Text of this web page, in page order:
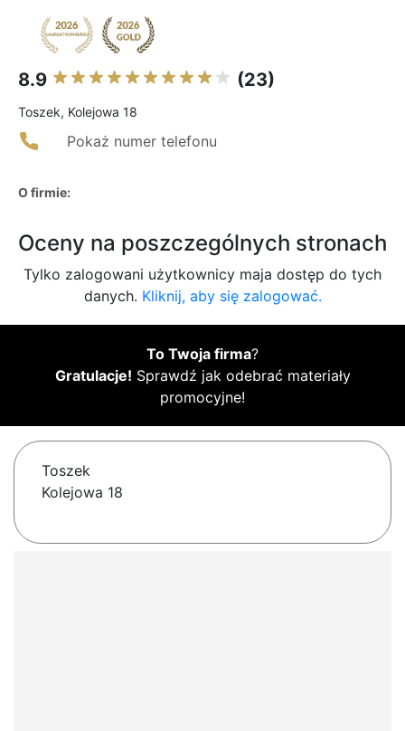
8.9 (23)
Toszek, Kolejowa 18
Pokaż numer telefonu
O firmie:
Oceny na poszczególnych stronach
Tylko zalogowani użytkownicy maja dostęp do tych
danych. Kliknij, aby się zalogować.
To Twoja firma?
Gratulacje! Sprawdź jak odebrać materiały
promocyjne!
Toszek
Kolejowa 18